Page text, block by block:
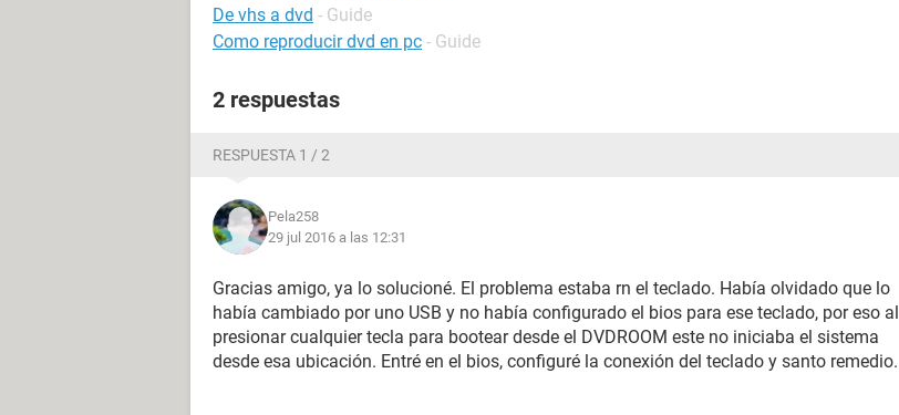
De vhs a dvd - Guide
Como reproducir dvd en pc - Guide
2 respuestas
RESPUESTA 1 / 2
Pela258
29 jul 2016 a las 12:31
Gracias amigo, ya lo solucioné. El problema estaba rn el teclado. Había olvidado que lo
había cambiado por uno USB y no había configurado el bios para ese teclado, por eso al
presionar cualquier tecla para bootear desde el DVDROOM este no iniciaba el sistema
desde esa ubicación. Entré en el bios, configuré la conexión del teclado y santo remedio.